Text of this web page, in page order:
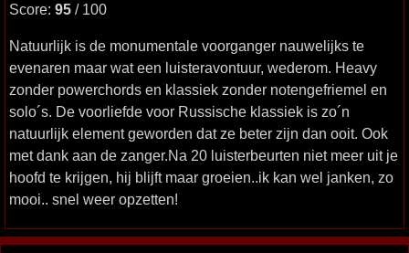
Score: 95 / 100
Natuurlijk is de monumentale voorganger nauwelijks te
evenaren maar wat een luisteravontuur, wederom. Heavy
zonder powerchords en klassiek zonder notengefriemel en
solo´s. De voorliefde voor Russische klassiek is zo´n
natuurlijk element geworden dat ze beter zijn dan ooit. Ook
met dank aan de zanger.Na 20 luisterbeurten niet meer uit je
hoofd te krijgen, hij blijft maar groeien..ik kan wel janken, zo
mooi.. snel weer opzetten!